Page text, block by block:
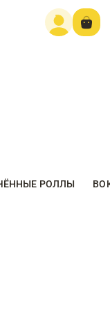
РОЛЛЫ